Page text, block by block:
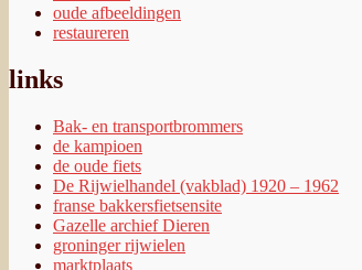
oude afbeeldingen
restaureren
links
Bak- en transportbrommers
de kampioen
de oude fiets
De Rijwielhandel (vakblad) 1920 – 1962
franse bakkersfietsensite
Gazelle archief Dieren
groninger rijwielen
marktplaats